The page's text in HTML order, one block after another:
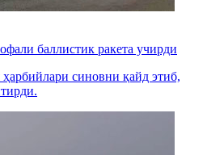
баллистик ракета учирди
синовни қайд этиб,